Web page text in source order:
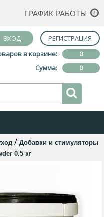
ГРАФИК РАБОТЫ
ВХОД
РЕГИСТРАЦИЯ
в корзине:
0
Сумма:
0
/ Добавки и стимуляторы
0.5 кг